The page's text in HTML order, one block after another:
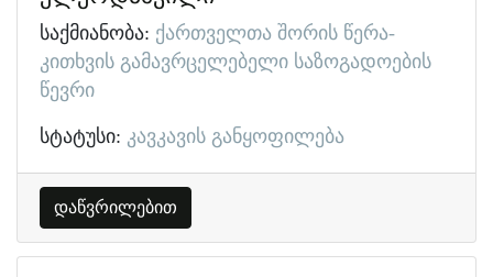
საქმიანობა: ქართველთა შორის წერა-
კითხვის გამავრცელებელი საზოგადოების
წევრი
სტატუსი: კავკავის განყოფილება
დაწვრილებით